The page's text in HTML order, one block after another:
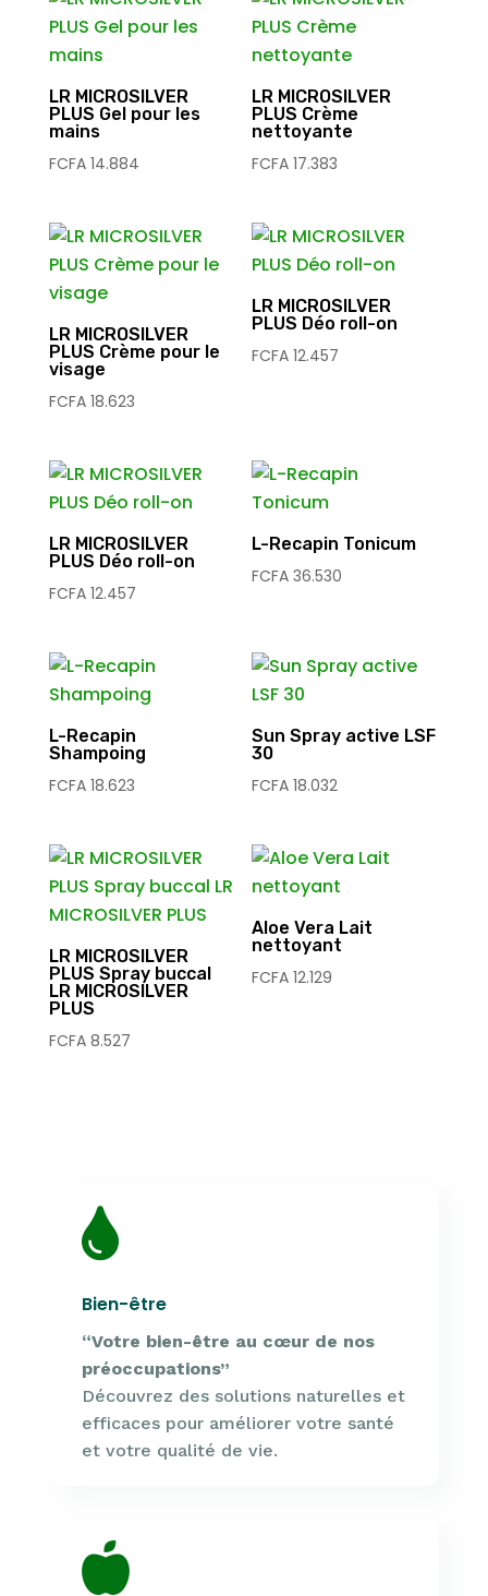
LR MICROSILVER
PLUS Gel pour les
mains
FCFA14.884
LR MICROSILVER
PLUS Crème
nettoyante
FCFA 17.383
LR MICROSILVER
PLUS Crème pour le
visage
FCFA18.623
LR MICROSILVER
PLUS Déo roll-on
FCFA 12.457
LR MICROSILVER
PLUS Déo roll-on
FCFA12.457
L-Recapin Tonicum
FCFA 36.530
L-Recapin
Shampoing
FCFA18.623
Sun Spray active LSF
30
FCFA 18.032
LR MICROSILVER
PLUS Spray buccal
LR MICROSILVER
PLUS
FCFA8.527
Aloe Vera Lait
nettoyant
FCFA 12.129

Bien-être
“Votre bien-être au cœur de nos
préoccupations”
Découvrez des solutions naturelles et
efficaces pour améliorer votre santé
et votre qualité de vie.
